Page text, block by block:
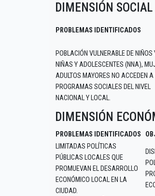
DIMENSIÓN SOCIAL
PROBLEMAS IDENTIFICADOS
POBLACIÓN VULNERABLE DE NIÑOS
NIÑAS Y ADOLESCENTES (NNA),
ADULTOS MAYORES NO ACCEDEN A
PROGRAMAS SOCIALES DEL NIVEL
NACIONAL Y LOCAL.
DIMENSIÓN
PROBLEMAS IDENTIFICADOS
LIMITADAS POLÍTICAS
PÚBLICAS LOCALES QUE
PROMUEVAN EL DESARROLLO
ECONÓMICO LOCAL EN LA
CIUDAD.